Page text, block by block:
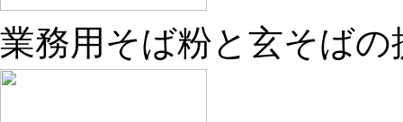
業務用そば粉と玄そばの